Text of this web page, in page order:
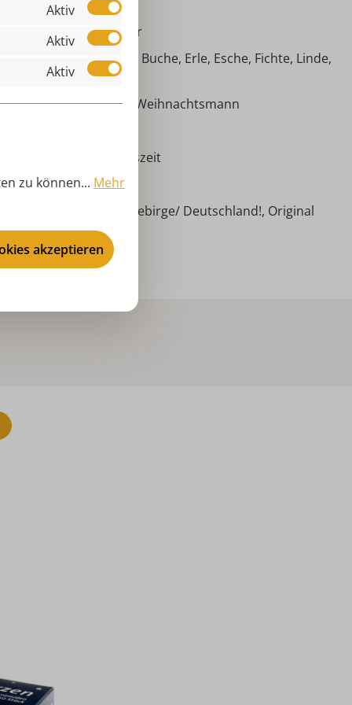
Weihnachtskerzenhalter
Hölzer (Ahorn, Buche, Erle, Esche, Fichte, Linde,
Weihnachtsmann
Adventszeit
cm
aus dem Erzgebirge/ Deutschland!, Original
Aktiv
Aktiv
Aktiv
zu können... Mehr
akzeptieren